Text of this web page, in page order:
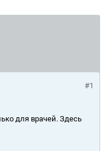
#1
для врачей. Здесь